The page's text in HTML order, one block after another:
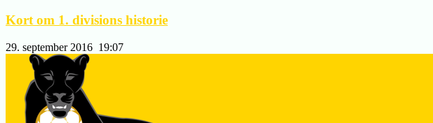
Kort om 1. divisions historie
29. september 2016 19:07